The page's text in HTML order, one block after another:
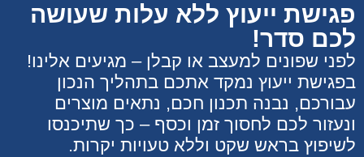
פגישת ייעוץ ללא עלות שעושה
לכם סדר!
לפני שפונים למעצב או קבלן – מגיעים אלינו!
בפגישת ייעוץ נמקד אתכם בתהליך הנכון
עבורכם, נבנה תכנון חכם, נתאים מוצרים
ונעזור לכם לחסוך זמן וכסף – כך שתיכנסו
לשיפוץ בראש שקט וללא טעויות יקרות.